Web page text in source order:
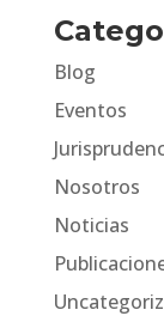
Blog
Eventos
Nosotros
Noticias